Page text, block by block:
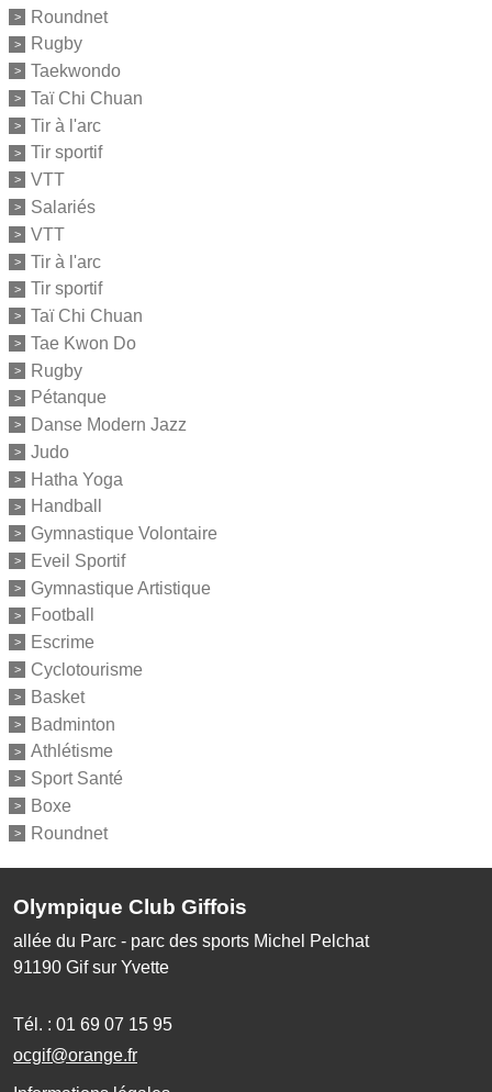
Roundnet
Rugby
Taekwondo
Taï Chi Chuan
Tir à l'arc
Tir sportif
VTT
Salariés
VTT
Tir à l'arc
Tir sportif
Taï Chi Chuan
Tae Kwon Do
Rugby
Pétanque
Danse Modern Jazz
Judo
Hatha Yoga
Handball
Gymnastique Volontaire
Eveil Sportif
Gymnastique Artistique
Football
Escrime
Cyclotourisme
Basket
Badminton
Athlétisme
Sport Santé
Boxe
Roundnet
Olympique Club Giffois
allée du Parc - parc des sports Michel Pelchat
91190 Gif sur Yvette
Tél. : 01 69 07 15 95
ocgif@orange.fr